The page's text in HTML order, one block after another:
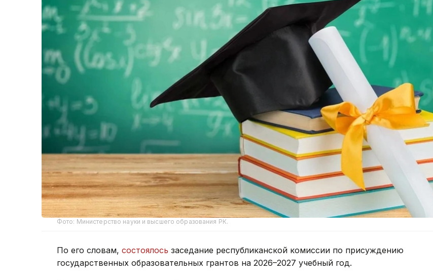
Фото: Министерство науки и высшего образования РК.
По его словам, состоялось заседание республиканской комиссии по присуждению
государственных образовательных грантов на 2026–2027 учебный год.